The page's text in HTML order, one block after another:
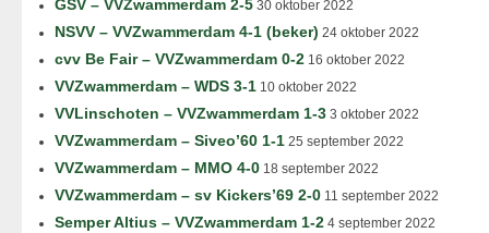
GSV – VVZwammerdam 2-5 30 oktober 2022
NSVV – VVZwammerdam 4-1 (beker) 24 oktober 2022
cvv Be Fair – VVZwammerdam 0-2 16 oktober 2022
VVZwammerdam – WDS 3-1 10 oktober 2022
VVLinschoten – VVZwammerdam 1-3 3 oktober 2022
VVZwammerdam – Siveo’60 1-1 25 september 2022
VVZwammerdam – MMO 4-0 18 september 2022
VVZwammerdam – sv Kickers’69 2-0 11 september 2022
Semper Altius – VVZwammerdam 1-2 4 september 2022